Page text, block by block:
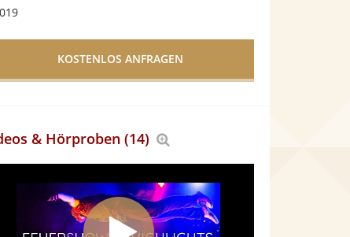
& Hörproben (14)